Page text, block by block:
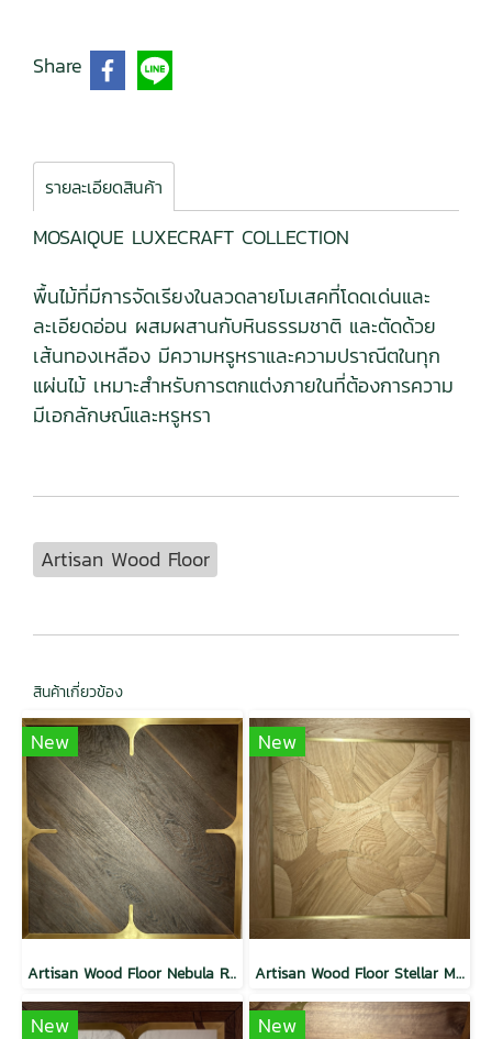
Share
รายละเอียดสินค้า
MOSAIQUE LUXECRAFT COLLECTION
พื้นไม้ที่มีการจัดเรียงในลวดลายโมเสคที่โดดเด่นและ
ละเอียดอ่อน ผสมผสานกับหินธรรมชาติ และตัดด้วย
เส้นทองเหลือง มีความหรูหราและความปราณีตในทุก
แผ่นไม้ เหมาะสำหรับการตกแต่งภายในที่ต้องการความ
มีเอกลักษณ์และหรูหรา
Artisan Wood Floor
สินค้าเกี่ยวข้อง
New
Artisan Wood Floor Nebula Radiance
New
Artisan Wood Floor Stellar Majesty
New New